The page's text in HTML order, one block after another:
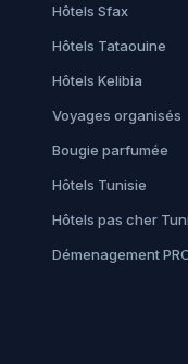
Hôtels Sfax
Hôtels Tataouine
Hôtels Kelibia
Voyages organisés
Bougie parfumée
Hôtels Tunisie
Hôtels pas cher
Démenagement